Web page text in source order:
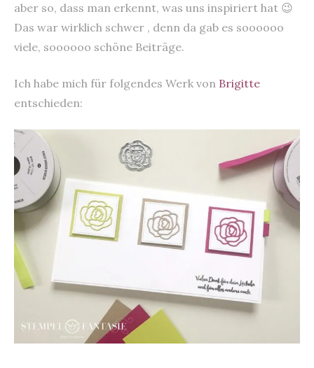
aber so, dass man erkennt, was uns inspiriert hat 😉
Das war wirklich schwer , denn da gab es soooooo
viele, soooooo schöne Beiträge.
Ich habe mich für folgendes Werk von Brigitte
entschieden: